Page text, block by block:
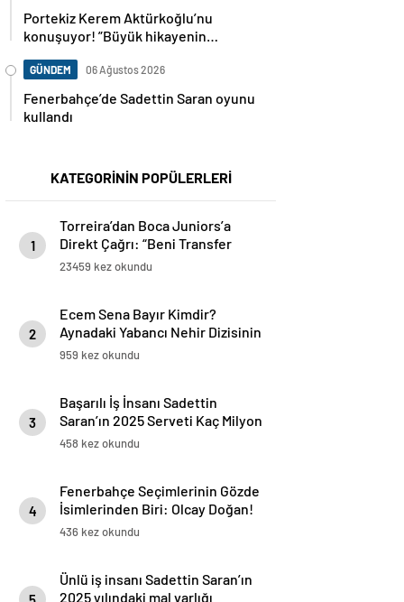
Portekiz Kerem Aktürkoğlu’nu
konuşuyor! ”Büyük hikayenin
GÜNDEM 06 Ağustos 2026
Fenerbahçe’de Sadettin Saran oyunu
kullandı
KATEGORİNİN POPÜLERLERİ
1
Torreira’dan Boca Juniors’a
Direkt Çağrı: “Beni Transfer
Edin!” Uruguaylı Yıldızın Güney
23459 kez okundu
2
Ecem Sena Bayır Kimdir?
Aynadaki Yabancı Nehir Dizisinin
Yıldızı Hakkında Bilmeniz
959 kez okundu
3
Başarılı İş İnsanı Sadettin
Saran’ın 2025 Serveti Kaç Milyon
TL ve Dolar?
458 kez okundu
4
Fenerbahçe Seçimlerinin Gözde
İsimlerinden Biri: Olcay Doğan!
Kimdir?
436 kez okundu
Ünlü iş insanı Sadettin Saran’ın
2025 yılındaki mal varlığı